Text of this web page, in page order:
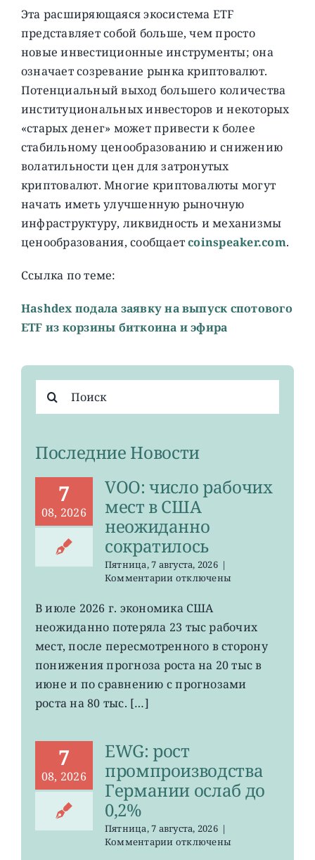
Эта расширяющаяся экосистема ETF
представляет собой больше, чем просто
новые инвестиционные инструменты; она
означает созревание рынка криптовалют.
Потенциальный выход большего количества
институциональных инвесторов и некоторых
«старых денег» может привести к более
стабильному ценообразованию и снижению
волатильности цен для затронутых
криптовалют. Многие криптовалюты могут
начать иметь улучшенную рыночную
инфраструктуру, ликвидность и механизмы
ценообразования, сообщаетcoinspeaker.com.
Ссылка по теме:
Hashdex подала заявку на выпуск спотового
ETF из корзины биткоина и эфира
поиска:
Последние Новости
7
08, 2026
VOO: число рабочих
мест в США
неожиданно
сократилось
Пятница, 7 августа, 2026 |
Комментариик
VOO:
рабочих
мест
США
неожиданно
отключены
В июле 2026 г. экономика США
неожиданно потеряла 23 тыс рабочих
мест, после пересмотренного в сторону
понижения прогноза роста на 20 тыс в
июне и по сравнению с прогнозами
роста на 80 тыс. […]
7
08, 2026
EWG: рост
промпроизводства
Германии ослаб до
0,2%
Пятница, 7 августа, 2026 |
Комментариикотключены